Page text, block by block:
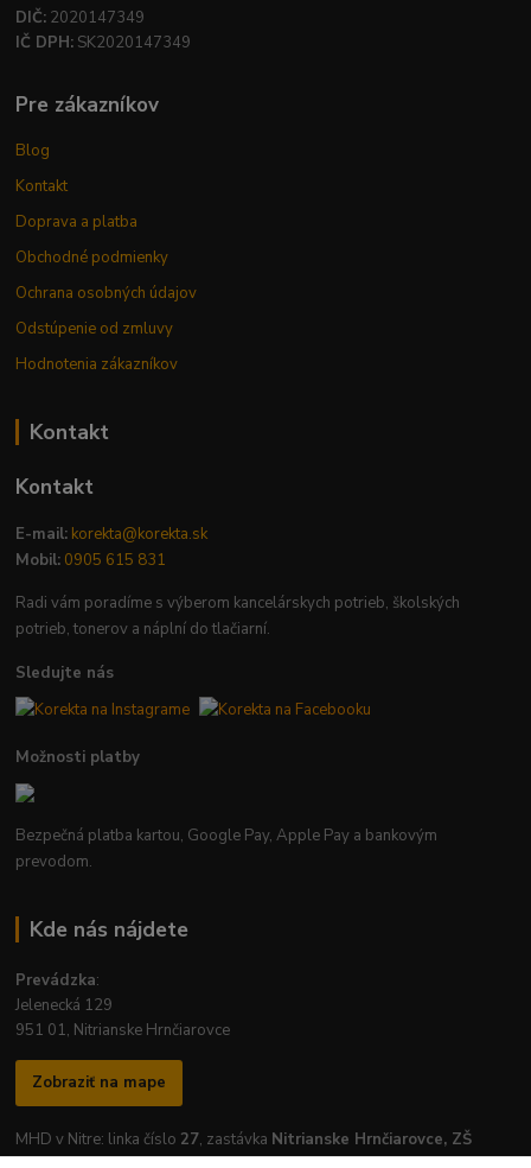
DIČ: 2020147349
IČ DPH: SK2020147349
Pre zákazníkov
Blog
Kontakt
Doprava a platba
Obchodné podmienky
Ochrana osobných údajov
Odstúpenie od zmluvy
Hodnotenia zákazníkov
Kontakt
Kontakt
E-mail: korekta@korekta.sk
Mobil: 0905 615 831
Radi vám poradíme s výberom kancelárskych potrieb, školských
potrieb, tonerov a náplní do tlačiarní.
Sledujte nás
Možnosti platby
Bezpečná platba kartou, Google Pay, Apple Pay a bankovým
prevodom.
Kde nás nájdete
Prevádzka:
Jelenecká 129
951 01, Nitrianske Hrnčiarovce
Zobraziť na mape
MHD v Nitre: linka číslo 27, zastávka Nitrianske Hrnčiarovce, ZŠ